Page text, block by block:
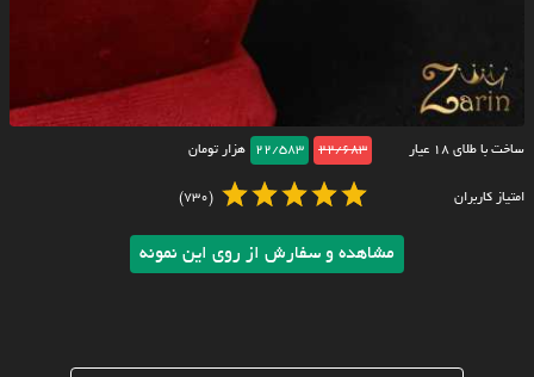
ساخت با طلای ۱۸ عیار 22/683
22/583 هزار تومان
امتیاز کاربران (730)
مشاهده و سفارش از روی این نمونه